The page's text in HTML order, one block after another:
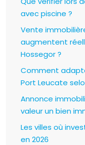
avec piscine ?
Vente
augmentent
Hossegor ?
Comment
Port Leucate
Annonce
valeur un bien
Les villes où
en 2026